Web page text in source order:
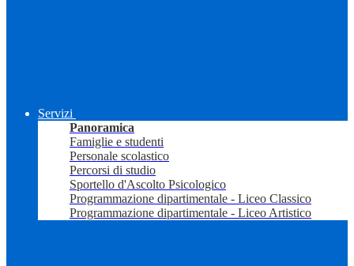
Servizi
Panoramica
Famiglie e studenti
Personale scolastico
Percorsi di studio
Sportello d'Ascolto Psicologico
Programmazione dipartimentale - Liceo Classico
Programmazione dipartimentale - Liceo Artistico